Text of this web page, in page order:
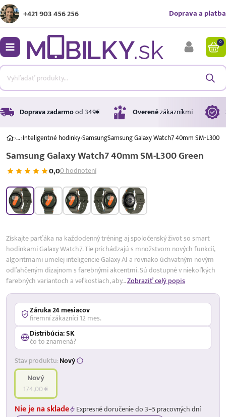
+421 903 456 256 Doprava a platba
0
Doprava zadarmood 349€ Overenézákazníkmi
›…›Inteligentné hodinky›SamsungSamsung Galaxy Watch7 40mm SM-L300
Samsung Galaxy Watch7 40mm SM-L300 Green
0,00 hodnotení
Úrok
17,99 %
p.a.
Získajte parťáka na každodenný tréning aj spoločenský život so smart
hodinkami Galaxy Watch7. Tie prichádzajú s množstvom nových funkcií,
algoritmami umelej inteligencie Galaxy AI a rovnako úchvatným novým
odľahčeným dizajnom s farebnými akcentmi. Sú dostupné v niekoľkých
farebných variantoch a veľkostiach, aby…Zobraziť celý popis
Záruka 24 mesiacov
firemní zákazníci 12 mes.
Distribúcia: SK
čo to znamená?
Stav produktu:Nový
Nový
174,00 €
Nie je na sklade
Expresné doručenie do 3–5 pracovných dní